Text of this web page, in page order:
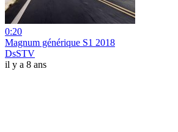
0:20
Magnum générique S1 2018
DsSTV
il y a 8 ans